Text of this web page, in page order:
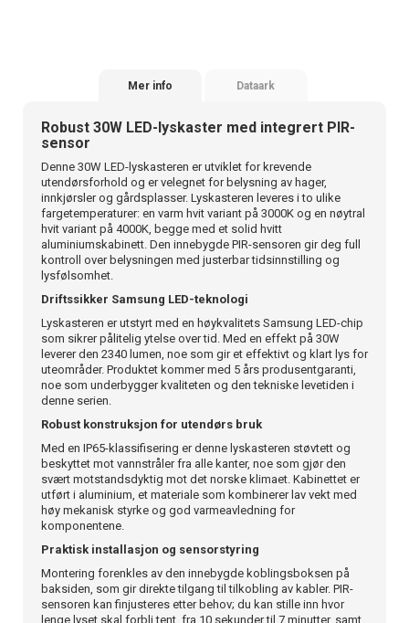
Mer info Dataark
Robust 30W LED-lyskaster med integrert PIR-
sensor
Denne 30W LED-lyskasteren er utviklet for krevende
utendørsforhold og er velegnet for belysning av hager,
innkjørsler og gårdsplasser. Lyskasteren leveres i to ulike
fargetemperaturer: en varm hvit variant på 3000K og en nøytral
hvit variant på 4000K, begge med et solid hvitt
aluminiumskabinett. Den innebygde PIR-sensoren gir deg full
kontroll over belysningen med justerbar tidsinnstilling og
lysfølsomhet.
Driftssikker Samsung LED-teknologi
Lyskasteren er utstyrt med en høykvalitets Samsung LED-chip
som sikrer pålitelig ytelse over tid. Med en effekt på 30W
leverer den 2340 lumen, noe som gir et effektivt og klart lys for
uteområder. Produktet kommer med 5 års produsentgaranti,
noe som underbygger kvaliteten og den tekniske levetiden i
denne serien.
Robust konstruksjon for utendørs bruk
Med en IP65-klassifisering er denne lyskasteren støvtett og
beskyttet mot vannstråler fra alle kanter, noe som gjør den
svært motstandsdyktig mot det norske klimaet. Kabinettet er
utført i aluminium, et materiale som kombinerer lav vekt med
høy mekanisk styrke og god varmeavledning for
komponentene.
Praktisk installasjon og sensorstyring
Montering forenkles av den innebygde koblingsboksen på
baksiden, som gir direkte tilgang til tilkobling av kabler. PIR-
sensoren kan finjusteres etter behov; du kan stille inn hvor
lenge lyset skal forbli tent, fra 10 sekunder til 7 minutter, samt